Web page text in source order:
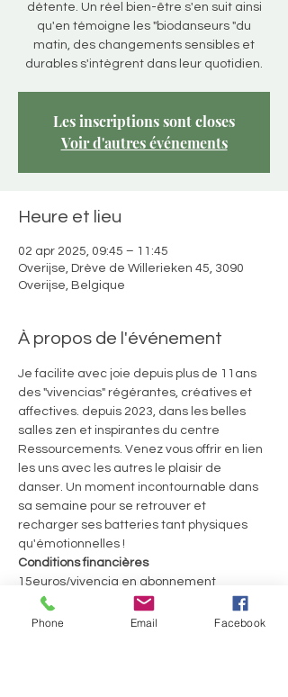
détente. Un réel bien-être s'en suit ainsi
qu'en témoigne les "biodanseurs "du
matin, des changements sensibles et
durables s'intègrent dans leur quotidien.
Les inscriptions sont closes
Voir d'autres événements
Heure et lieu
02 apr 2025, 09:45 – 11:45
Overijse, Drève de Willerieken 45, 3090
Overijse, Belgique
À propos de l'événement
Je facilite avec joie depuis plus de 11ans
des "vivencias" régérantes, créatives et
affectives. depuis 2023, dans les belles
salles zen et inspirantes du centre
Ressourcements. Venez vous offrir en lien
les uns avec les autres le plaisir de
danser. Un moment incontournable dans
sa semaine pour se retrouver et
recharger ses batteries tant physiques
qu'émotionnelles !
Conditions financières
15euros/vivencia en abonnement
trimestriel ou 20€ la séance
60euros le Welcome Pack pour 4 séances
Phone Email Facebook